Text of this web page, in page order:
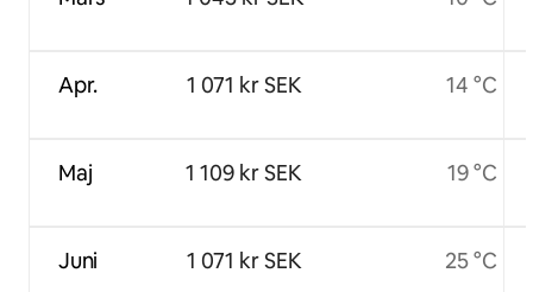
Apr.
Maj
Juni
1 071 kr SEK
1 109 kr SEK
1 071 kr SEK
14 °C
19 °C
25 °C